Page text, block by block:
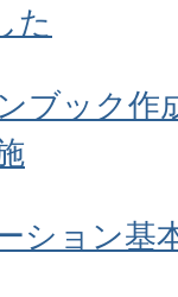
た
ブック作
ション基